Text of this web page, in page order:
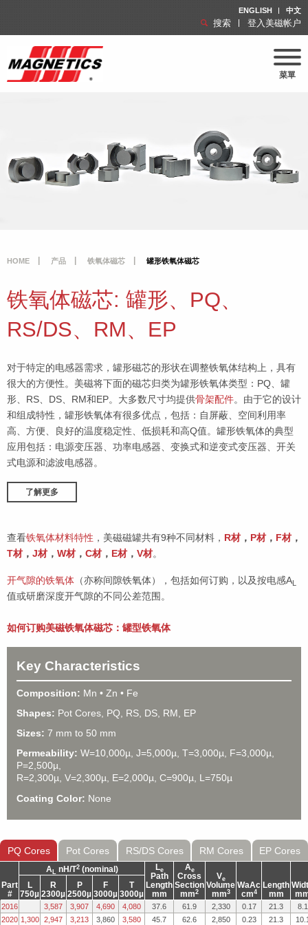
ENGLISH 中文
搜索 登入美磁帐户
菜單
HOME 产品 铁氧体磁芯 罐形铁氧体磁芯
铁氧体磁芯: 罐形、PQ、
RS/DS、RM、EP
对于特定的电感器需求，罐形磁芯的形状在调整铁氧体结构上，具有
很大的方便性。美磁将下面的磁芯归类为罐形铁氧体类型：PQ、罐
形、RS、DS、RM和EP。大多数尺寸均提供骨架配件。由于它的设计
和组成特性，罐形铁氧体有很多优点，包括：自屏蔽、空间利用率
高、方便、良好的温度稳定性、低损耗和高Q值。罐形铁氧体的典型
应用包括：电源变压器、功率电感器、变换式和逆变式变压器、开关
式电源和滤波电感器。
了解更多
查看铁氧体材料特性 ，美磁磁罐共有9种不同材料， R材， P材， F材，
T材， J材， W材， C材， E材， V材。
开气隙的铁氧体 （亦称间隙铁氧体），包括如何订购，以及按电感AL
值或研磨深度开气隙的不同公差范围。
如何订购美磁铁氧体磁芯：罐型铁氧体
Key Characteristics
Composition: Mn • Zn • Fe
Shapes: Pot Cores, PQ, RS, DS, RM, EP
Sizes: 7 mm to 50 mm
Permeability: W=10,000µ, J=5,000µ, T=3,000µ, F=3,000µ,
P=2,500µ,
R=2,300µ, V=2,300µ, E=2,000µ, C=900µ, L=750µ
Coating Color: None
PQ Cores Pot Cores RS/DS Cores RM Cores EP Cores
Part
#
AL nH/T2(nominal) Le
Path
Length
mm
Ae
Cross
Section
mm2
Ve
Volume
mm3
WaAc
cm4
Length
mm
L
750µ
R
2300µ
P
2500µ
F
3000µ
T
3000µ
2016 3,587 3,907 4,690 4,080 37.6 61.9 2,330 0.17 21.3
8.1
2020 1,300 2,947 3,213 3,860 3,580 45.7 62.6 2,850 0.23 21.3